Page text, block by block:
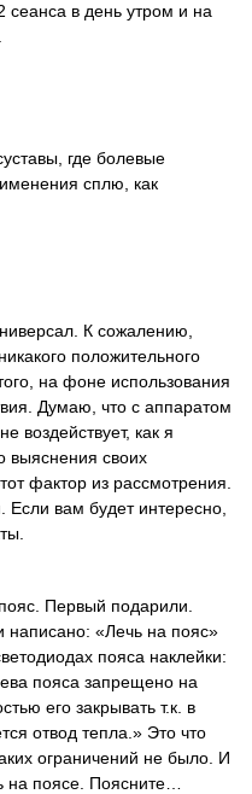
сеанса в день утром и на
где болевые
сплю, как
К сожалению,
положительного
на фоне использования
Думаю, что с аппаратом
воздействует, как я
выяснения своих
фактор из рассмотрения.
вам будет интересно,
Первый подарили.
написано: «Лечь на пояс»
пояса наклейки:
пояса запрещено на
его закрывать т.к. в
отвод тепла.» Это что
ограничений не было. И
на поясе. Поясните…